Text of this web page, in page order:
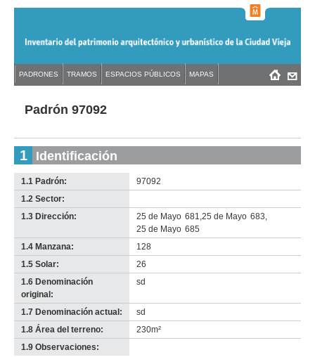
navigation
Back
topPadrón 97092
1 Identificación
1.1 Padrón:
97092
1.2 Sector:
no
info-
1.3 Dirección: 25 de Mayo 681,25 de Mayo 683,
25 de Mayo 685
1.4 Manzana:
128
1.5 Solar:
26
1.6 Denominación
original:
sd
1.7 Denominación actual:
sd
1.8 Área del terreno:
230m²
1.9 Observaciones:
Back
to Menú
PADRONES TRAMOS ESPACIOS PÚBLICOS MAPAS